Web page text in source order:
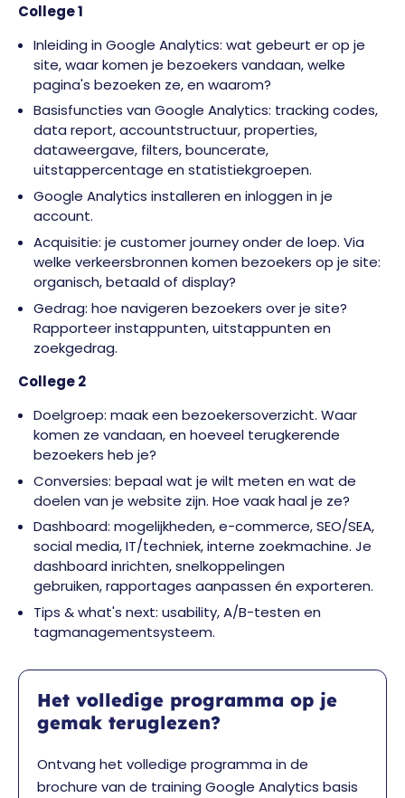
College 1
Inleiding in Google Analytics: wat gebeurt er op je
site, waar komen je bezoekers vandaan, welke
pagina's bezoeken ze, en waarom?
Basisfuncties van Google Analytics: tracking codes,
data report, accountstructuur, properties,
dataweergave, filters, bouncerate,
uitstappercentage en statistiekgroepen.
Google Analytics installeren en inloggen in je
account.
Acquisitie: je customer journey onder de loep. Via
welke verkeersbronnen komen bezoekers op je site:
organisch, betaald of display?
Gedrag: hoe navigeren bezoekers over je site?
Rapporteer instappunten, uitstappunten en
zoekgedrag.
College 2
Doelgroep: maak een bezoekersoverzicht. Waar
komen ze vandaan, en hoeveel terugkerende
bezoekers heb je?
Conversies: bepaal wat je wilt meten en wat de
doelen van je website zijn. Hoe vaak haal je ze?
Dashboard: mogelijkheden, e-commerce, SEO/SEA,
social media, IT/techniek, interne zoekmachine. Je
dashboard inrichten, snelkoppelingen
gebruiken, rapportages aanpassen én exporteren.
Tips & what's next: usability, A/B-testen en
tagmanagementsysteem.
Het volledige programma op je
gemak teruglezen?
Ontvang het volledige programma in de
brochure van de training Google Analytics basis